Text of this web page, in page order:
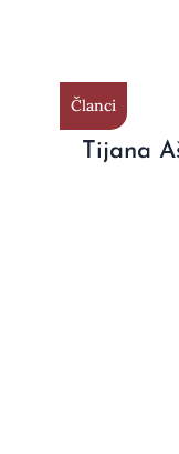
Članci
Tijana